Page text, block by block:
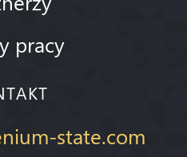
pracy
state.com